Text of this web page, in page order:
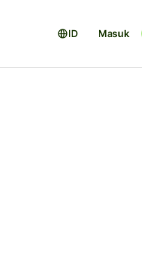
ID Masuk